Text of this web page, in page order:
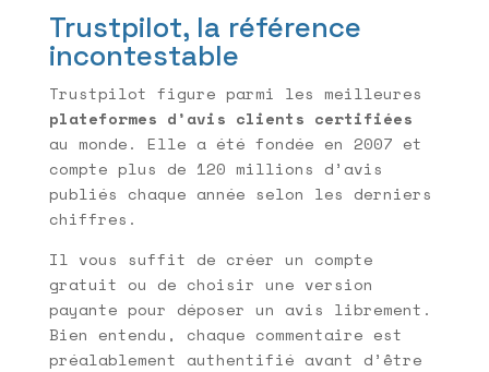
Trustpilot, la référence
incontestable
Trustpilot figure parmi les meilleures
plateformes d’avis clients certifiées
au monde. Elle a été fondée en 2007 et
compte plus de 120 millions d’avis
publiés chaque année selon les derniers
chiffres.
Il vous suffit de créer un compte
gratuit ou de choisir une version
payante pour déposer un avis librement.
Bien entendu, chaque commentaire est
préalablement authentifié avant d’être